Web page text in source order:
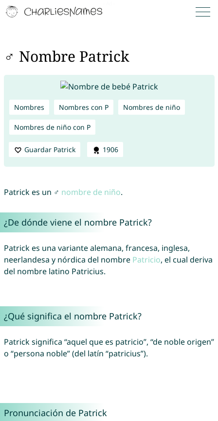
♂ Nombre Patrick
Nombres Nombres con P Nombres de niño
Nombres de niño con P
Guardar Patrick 1906
Patrick es un ♂ nombre de niño.
¿De dónde viene el nombre Patrick?
Patrick es una variante alemana, francesa, inglesa,
neerlandesa y nórdica del nombre Patricio, el cual deriva
del nombre latino Patricius.
¿Qué significa el nombre Patrick?
Patrick significa “aquel que es patricio”, “de noble origen”
o “persona noble” (del latín “patricius”).
Pronunciación de Patrick